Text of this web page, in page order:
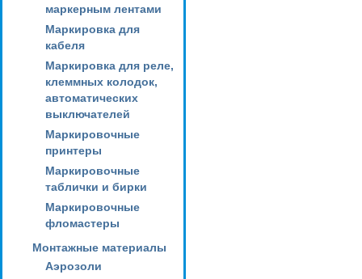
маркерным лентами
Маркировка для
кабеля
Маркировка для реле,
клеммных колодок,
автоматических
выключателей
Маркировочные
принтеры
Маркировочные
таблички и бирки
Маркировочные
фломастеры
Монтажные материалы
Аэрозоли